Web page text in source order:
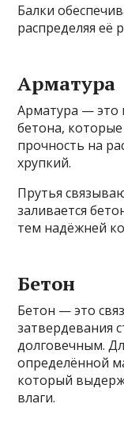
Балки
распределяя её
Арматура
Арматура — это
бетона,
прочность на
хрупкий.
Прутья
заливается
тем надёжней
Бетон
Бетон — это
затвердевания
долговечным.
определённой
который
влаги.